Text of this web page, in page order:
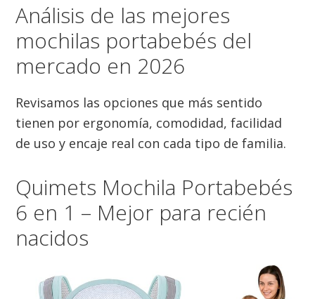
Análisis de las mejores
mochilas portabebés del
mercado en 2026
Revisamos las opciones que más sentido
tienen por ergonomía, comodidad, facilidad
de uso y encaje real con cada tipo de familia.
Quimets Mochila Portabebés
6 en 1 – Mejor para recién
nacidos